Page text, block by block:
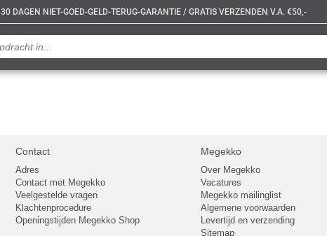
30 DAGEN NIET-GOED-GELD-TERUG-GARANTIE / GRATIS VERZENDEN V.A. €50,-
Contact
Adres
Contact met Megekko
Veelgestelde vragen
Klachtenprocedure
Openingstijden Megekko Shop
Megekko
Over Megekko
Vacatures
Megekko mailinglist
Algemene voorwaarden
Levertijd en verzending
Sitemap